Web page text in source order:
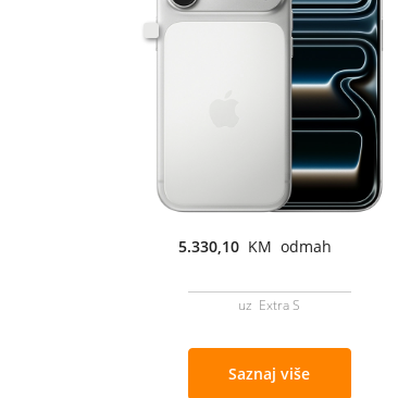
5.330,10 KM odmah
uz Extra S
Saznaj više